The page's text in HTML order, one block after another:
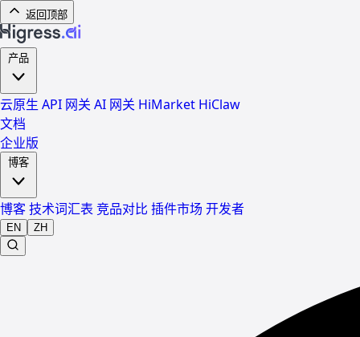
返回顶部
云原生 API 网关 AI 网关 HiMarket HiClaw
文档
企业版
博客技术词汇表 竞品对比 插件市场 开发者
EN ZH